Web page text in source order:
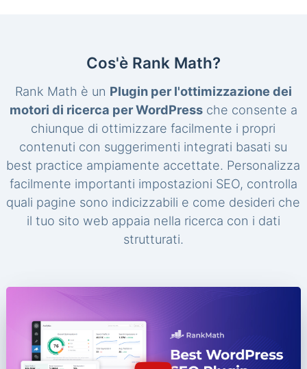
Cos'è Rank Math?
Rank Math è un Plugin per l'ottimizzazione dei
motori di ricerca per WordPressche consente a
chiunque di ottimizzare facilmente i propri
contenuti con suggerimenti integrati basati su
best practice ampiamente accettate. Personalizza
facilmente importanti impostazioni SEO, controlla
quali pagine sono indicizzabili e come desideri che
il tuo sito web appaia nella ricerca con i dati
strutturati.